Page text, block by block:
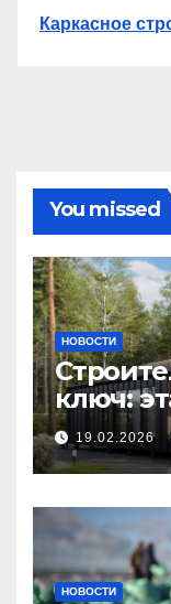
Каркасное
You missed
НОВОСТИ
ключ:
19.02.2026
НОВОСТИ